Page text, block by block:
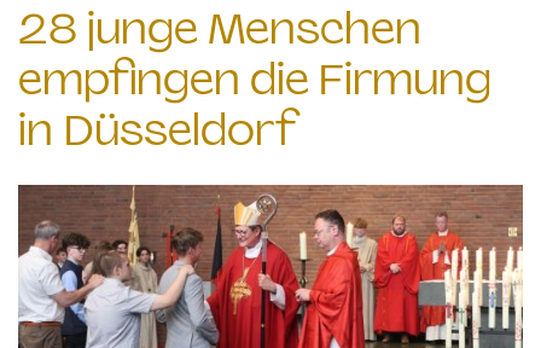
28 junge Menschen
empfingen die Firmung
in Düsseldorf